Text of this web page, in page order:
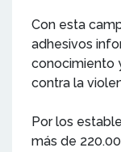
Con esta
adhesivos
conocimiento
contra la
Por los
más de